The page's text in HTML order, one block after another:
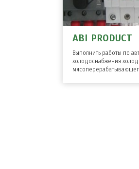
ABI PRODUCT
Выполнить работы по
холодоснабжения